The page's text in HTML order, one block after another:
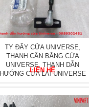
TY ĐẨY CỬA UNIVERSE,
THANH CÂN BẰNG CỬA
UNIVERSE, THANH DẪN
HƯỚNG CỬA LÁI UNIVERSE
LIÊN HỆ